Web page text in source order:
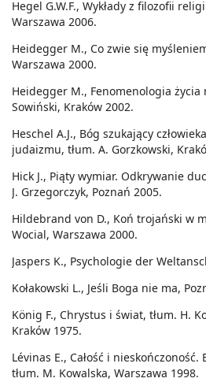
Hegel G.W.F., Wykłady z filozofii
Warszawa 2006.
Heidegger M., Co zwie się
Warszawa 2000.
Heidegger M., Fenomenologia życia
Sowiński, Kraków 2002.
Heschel A.J., Bóg szukający
judaizmu, tłum. A. Gorzkowski,
Hick J., Piąty wymiar. Odkrywanie
J. Grzegorczyk, Poznań 2005.
Hildebrand von D., Koń trojański w
Wocial, Warszawa 2000.
Jaspers K., Psychologie der
Kołakowski L., Jeśli Boga nie ma,
König F., Chrystus i świat, tłum. H.
Kraków 1975.
Lévinas E., Całość i
tłum. M. Kowalska, Warszawa 1998.